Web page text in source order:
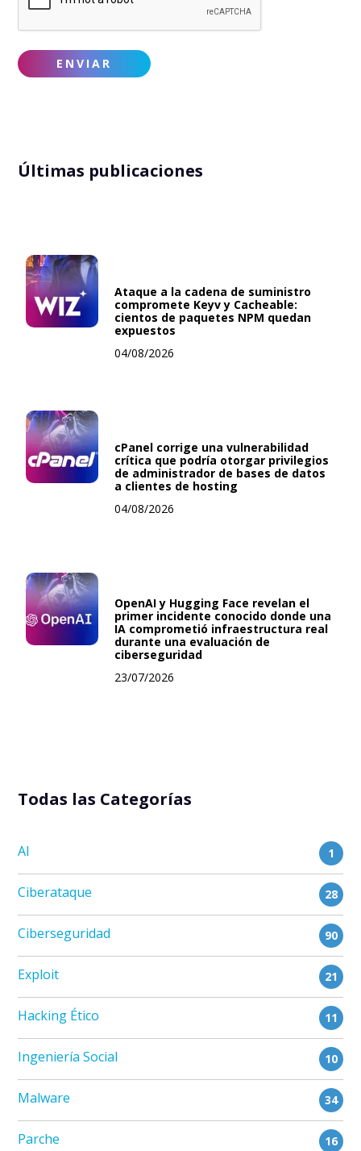
Últimas publicaciones
Ataque a la cadena de suministro
compromete Keyv y Cacheable:
cientos de paquetes NPM quedan
expuestos
04/08/2026
cPanel corrige una vulnerabilidad
crítica que podría otorgar privilegios
de administrador de bases de datos
a clientes de hosting
04/08/2026
OpenAI y Hugging Face revelan el
primer incidente conocido donde una
IA comprometió infraestructura real
durante una evaluación de
ciberseguridad
23/07/2026
Todas las Categorías
AI 1
Ciberataque 28
Ciberseguridad 90
Exploit 21
Hacking Ético 11
Ingeniería Social 10
Malware 34
Parche 16